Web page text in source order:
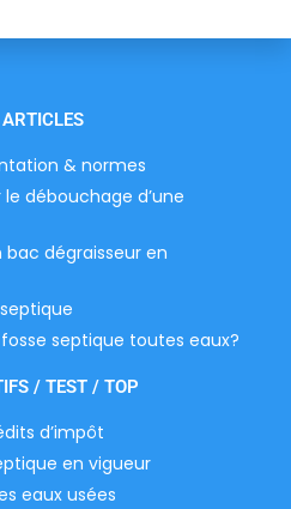
& normes
débouchage d’une
bac dégraisseur en
septique toutes eaux?
/ TEST / TOP
d’impôt
en vigueur
eaux usées